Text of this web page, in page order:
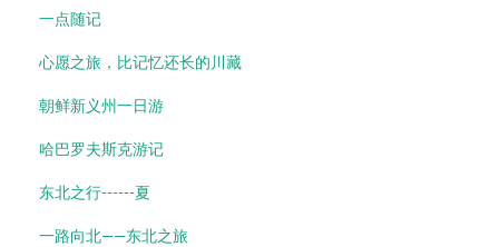
一点随记
心愿之旅，比记忆还长的川藏
朝鲜新义州一日游
哈巴罗夫斯克游记
东北之行------夏
一路向北——东北之旅